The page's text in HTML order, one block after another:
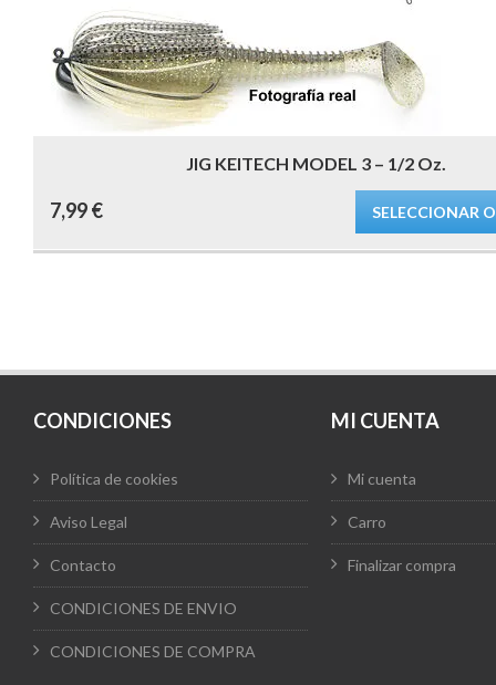
JIG KEITECH MODEL 3 – 1/2 Oz.
7,99€ SELECCIONAR
producto
variantes.
la
producto
CONDICIONES
Política de cookies
Aviso Legal
Contacto
CONDICIONES DE ENVIO
CONDICIONES DE COMPRA
MI CUENTA
Mi cuenta
Carro
Finalizar compra